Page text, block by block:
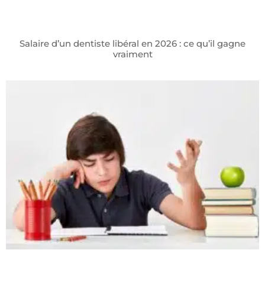
Salaire d’un dentiste libéral en 2026 : ce qu’il gagne
vraiment